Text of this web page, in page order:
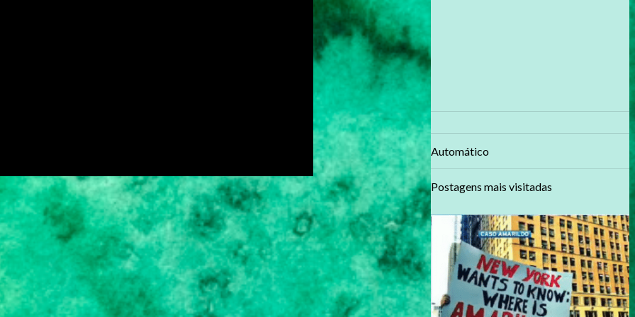
Automático
Postagens mais visitadas